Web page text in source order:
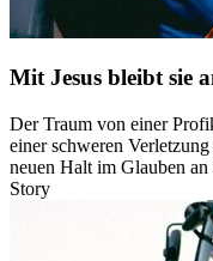
Mit Jesus bleibt sie
Der Traum von einer
einer schweren
neuen Halt im Glauben an
Story